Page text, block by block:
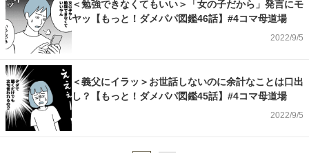
＜勉強できなくてもいい＞「女の子だから」発言にモ
ヤッ【もっと！ダメパパ図鑑46話】#4コマ母道場
2022/9/5
＜義父にイラッ＞お世話しないのに余計なことは口出
し？【もっと！ダメパパ図鑑45話】#4コマ母道場
2022/9/5